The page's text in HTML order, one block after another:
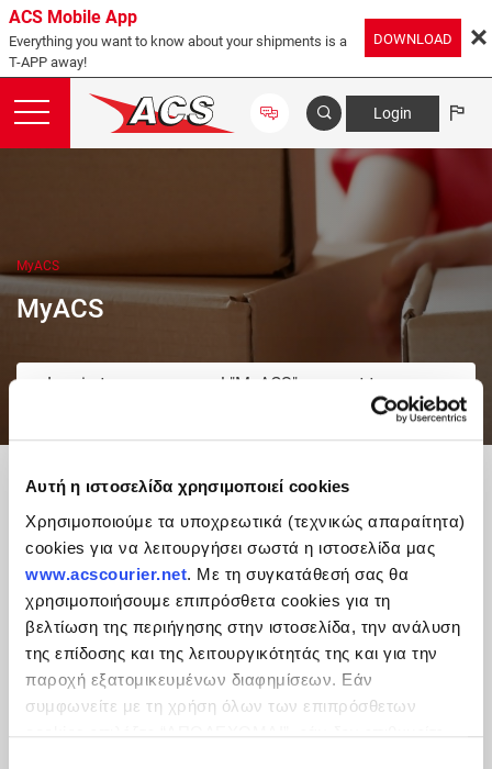
Αυτή η ιστοσελίδα χρησιμοποιεί cookies
Χρησιμοποιούμε τα υποχρεωτικά (τεχνικώς απαραίτητα)
cookies για να λειτουργήσει σωστά η ιστοσελίδα μας
www.acscourier.net. Με τη συγκατάθεσή σας θα
χρησιμοποιήσουμε επιπρόσθετα cookies για τη
βελτίωση της περιήγησης στην ιστοσελίδα, την ανάλυση
της επίδοσης και της λειτουργικότητάς της και για την
παροχή εξατομικευμένων διαφημίσεων. Εάν
συμφωνείτε με τη χρήση όλων των επιπρόσθετων
ACS Mobile App
Everything you want to know about your shipments is a
T-APP away!
DOWNLOAD
Login
MyACS
MyACS
Log in to your personal "MyACS" account to access
all the information that concerns you, by selecting
the corresponding sub-section from the following
Shipment Reports
My Tools
My Financial Account
My Profile Settings